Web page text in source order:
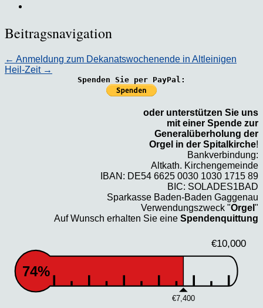
Beitragsnavigation
← Anmeldung zum Dekanatswochenende in Altleinigen
Heil-Zeit →
Spenden Sie per PayPal:
oder unterstützen Sie uns
mit einer Spende zur
Generalüberholung der
Orgel in der Spitalkirche!
Bankverbindung:
Altkath. Kirchengemeinde
IBAN: DE54 6625 0030 1030 1715 89
BIC: SOLADES1BAD
Sparkasse Baden-Baden Gaggenau
Verwendungszweck "Orgel "
Auf Wunsch erhalten Sie eine Spendenquittung
€10,000
€7,400
74%